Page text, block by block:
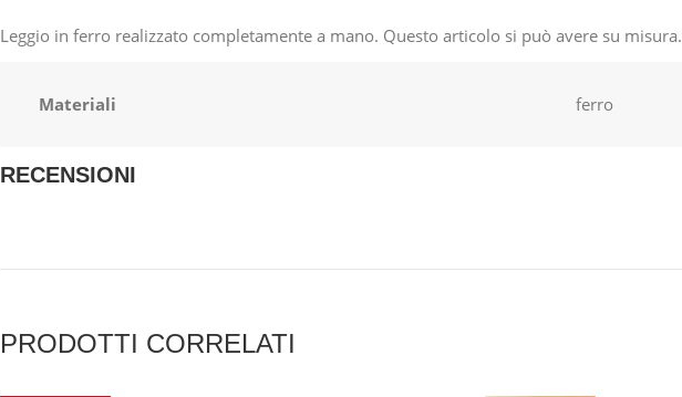
Leggio in ferro realizzato completamente a mano. Questo articolo si può avere su misura.
Materiali ferro
RECENSIONI
PRODOTTI CORRELATI